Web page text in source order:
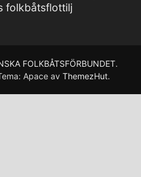
folkbåtsflottilj
FOLKBÅTSFÖRBUNDET.
Apace av ThemezHut.